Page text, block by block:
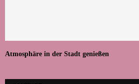
Atmosphäre in der Stadt genießen